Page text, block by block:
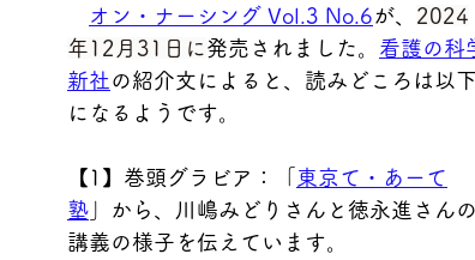
オン・ナーシング Vol.3 No.6 が、 2024
年12月31日に 発売されました。 看護の科
新社 の紹介文によると、読みどころは以下
になるようです。
【1】巻頭グラビア：「 東京て・あーて
塾 」から、川嶋みどりさんと徳永進さんの
講義の様子を伝えています。